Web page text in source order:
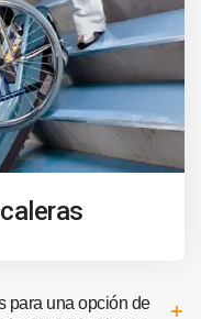
para una opción de